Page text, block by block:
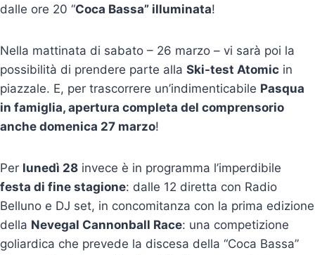
dalle ore 20 “Coca Bassa” illuminata!
Nella mattinata di sabato – 26 marzo – vi sarà poi la
possibilità di prendere parte alla Ski-test Atomic in
piazzale. E, per trascorrere un’indimenticabile Pasqua
in famiglia, apertura completa del comprensorio
anche domenica 27 marzo!
Per lunedì 28 invece è in programma l’imperdibile
festa di fine stagione: dalle 12 diretta con Radio
Belluno e DJ set, in concomitanza con la prima edizione
della Nevegal Cannonball Race: una competizione
goliardica che prevede la discesa della “Coca Bassa”